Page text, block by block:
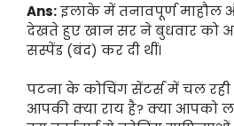
Ans:इलाके में तनावपूर्ण माहौल
देखते हुए खान सर ने बुधवार को
सस्पेंड (बंद) कर दी थीं।
पटना के कोचिंग सेंटर्स में चल रही
आपकी क्या राय है? क्या आपको